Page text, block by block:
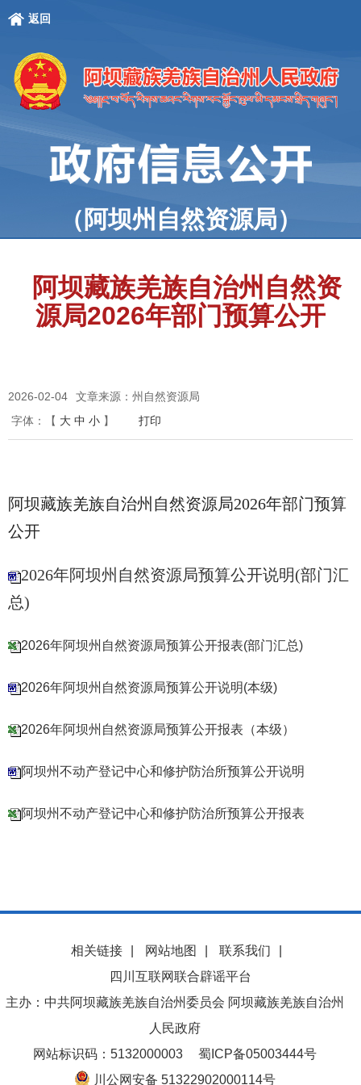
返回
（阿坝州自然资源局）
阿坝藏族羌族自治州自然资
源局2026年部门预算公开
2026-02-04
文章来源：州自然资源局
字体：
【 大 中 小 】 打印
阿坝藏族羌族自治州自然资源局2026年部门预算
公开
2026年阿坝州自然资源局预算公开说明(部门汇
总)
2026年阿坝州自然资源局预算公开报表(部门汇总)
2026年阿坝州自然资源局预算公开说明(本级)
2026年阿坝州自然资源局预算公开报表（本级）
阿坝州不动产登记中心和修护防治所预算公开说明
阿坝州不动产登记中心和修护防治所预算公开报表
相关链接 网站地图 联系我们
四川互联网联合辟谣平台
主办：中共阿坝藏族羌族自治州委员会 阿坝藏族羌族自治州
人民政府
网站标识码：5132000003
蜀ICP备05003444号
川公网安备 51322902000114号